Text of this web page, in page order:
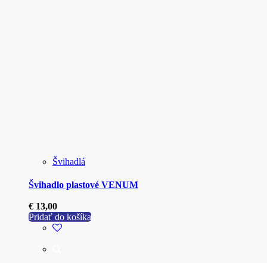
Švihadlá
Švihadlo plastové VENUM
€ 13,00
Pridať do košíka